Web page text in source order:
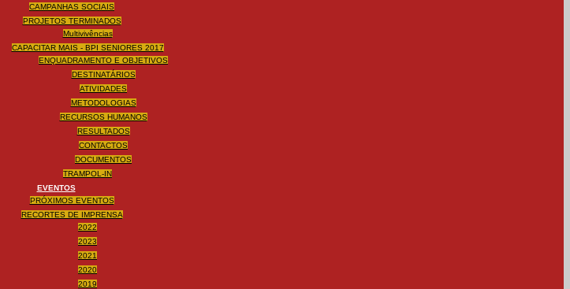
CAMPANHAS SOCIAIS
PROJETOS TERMINADOS
Multivivências
CAPACITAR MAIS - BPI SENIORES 2017
ENQUADRAMENTO E OBJETIVOS
DESTINATÁRIOS
ATIVIDADES
METODOLOGIAS
RECURSOS HUMANOS
RESULTADOS
CONTACTOS
DOCUMENTOS
TRAMPOL-IN
EVENTOS
PRÓXIMOS EVENTOS
RECORTES DE IMPRENSA
2022
2023
2021
2020
2019